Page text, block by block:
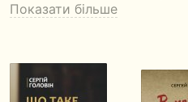
Показати більше